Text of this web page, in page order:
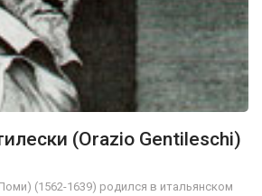
(Orazio Gentileschi)
(1562-1639) родился в итальянском